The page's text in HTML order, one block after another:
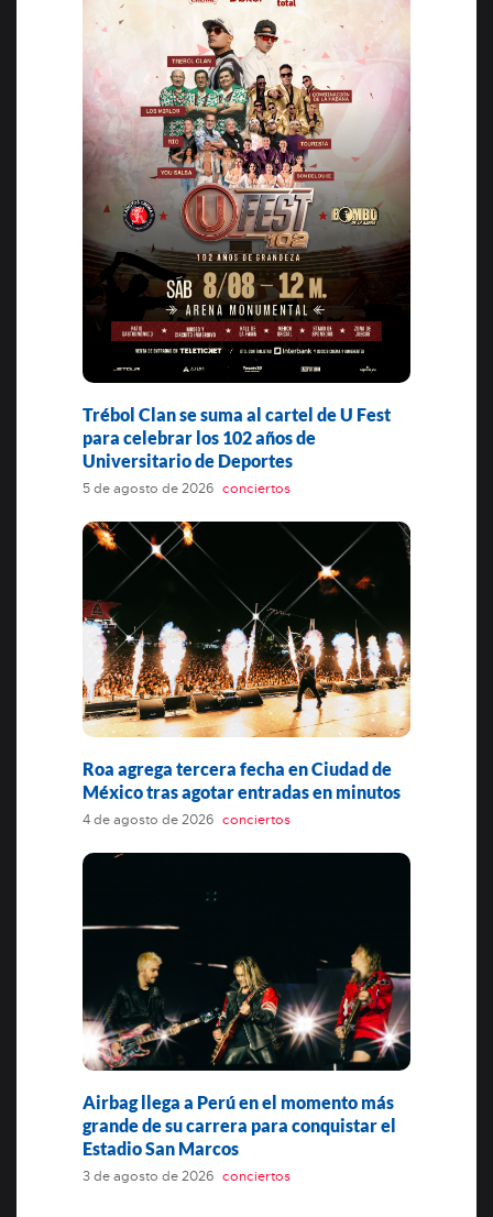
Trébol Clan se suma al cartel de U Fest
para celebrar los 102 años de
Universitario de Deportes
5 de agosto de 2026 conciertos
Roa agrega tercera fecha en Ciudad de
México tras agotar entradas en minutos
4 de agosto de 2026 conciertos
Airbag llega a Perú en el momento más
grande de su carrera para conquistar el
Estadio San Marcos
3 de agosto de 2026 conciertos